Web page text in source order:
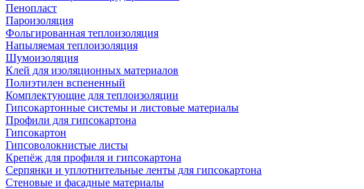
Пенопласт
Пароизоляция
Фольгированная теплоизоляция
Напыляемая теплоизоляция
Шумоизоляция
Клей для изоляционных материалов
Полиэтилен вспененный
Комплектующие для теплоизоляции
Гипсокартонные системы и листовые материалы
Профили для гипсокартона
Гипсокартон
Гипсоволокнистые листы
Крепёж для профиля и гипсокартона
Серпянки и уплотнительные ленты для гипсокартона
Стеновые и фасадные материалы